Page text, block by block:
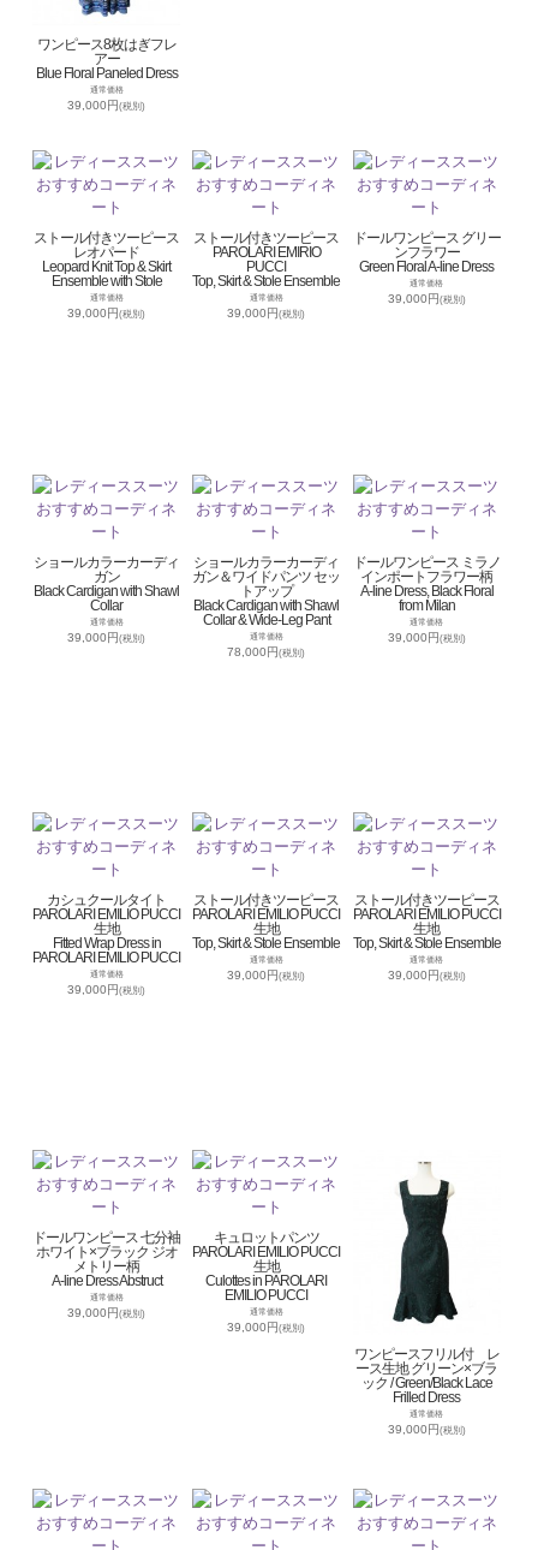
ワンピース8枚はぎフレ
アー
Blue Floral Paneled Dress
通常価格
39,000円(税別)
ストール付きツーピース
レオパード
Leopard Knit Top & Skirt
Ensemble with Stole
通常価格
39,000円(税別)
ストール付きツーピース
PAROLARI EMIRIO
PUCCI
Top, Skirt & Stole Ensemble
通常価格
39,000円(税別)
ドールワンピース グリー
ンフラワー
Green Floral A-line Dress
通常価格
39,000円(税別)
ショールカラーカーディ
ガン
Black Cardigan with Shawl
Collar
通常価格
39,000円(税別)
ショールカラーカーディ
ガン＆ワイドパンツ セッ
トアップ
Black Cardigan with Shawl
Collar & Wide-Leg Pant
通常価格
78,000円(税別)
ドールワンピース ミラノ
インポートフラワー柄
A-line Dress, Black Floral
from Milan
通常価格
39,000円(税別)
カシュクールタイト
PAROLARI EMILIO PUCCI
生地
Fitted Wrap Dress in
PAROLARI EMILIO PUCCI
通常価格
39,000円(税別)
ストール付きツーピース
PAROLARI EMILIO PUCCI
生地
Top, Skirt & Stole Ensemble
通常価格
39,000円(税別)
ストール付きツーピース
PAROLARI EMILIO PUCCI
生地
Top, Skirt & Stole Ensemble
通常価格
39,000円(税別)
ドールワンピース 七分袖
ホワイト×ブラック ジオ
メトリー柄
A-line Dress Abstruct
通常価格
39,000円(税別)
キュロットパンツ
PAROLARI EMILIO PUCCI
生地
Culottes in PAROLARI
EMILIO PUCCI
通常価格
39,000円(税別)
ワンピースフリル付 レ
ース生地 グリーン×ブラ
ック / Green/Black Lace
Frilled Dress
通常価格
39,000円(税別)